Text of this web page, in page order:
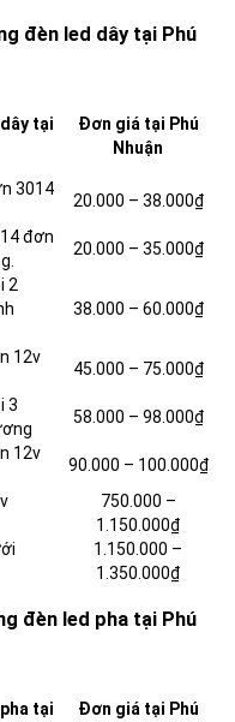
đèn led dây tại Phú
tại
Đơn giá tại Phú
Nhuận
3014
20.000 – 38.000₫
đơn
20.000 – 35.000₫
2
38.000 – 60.000₫
12v
45.000 – 75.000₫
3
58.000 – 98.000₫
12v
90.000 – 100.000₫
750.000 –
1.150.000₫
1.150.000 –
1.350.000₫
đèn led pha tại Phú
tại
Đơn giá tại Phú